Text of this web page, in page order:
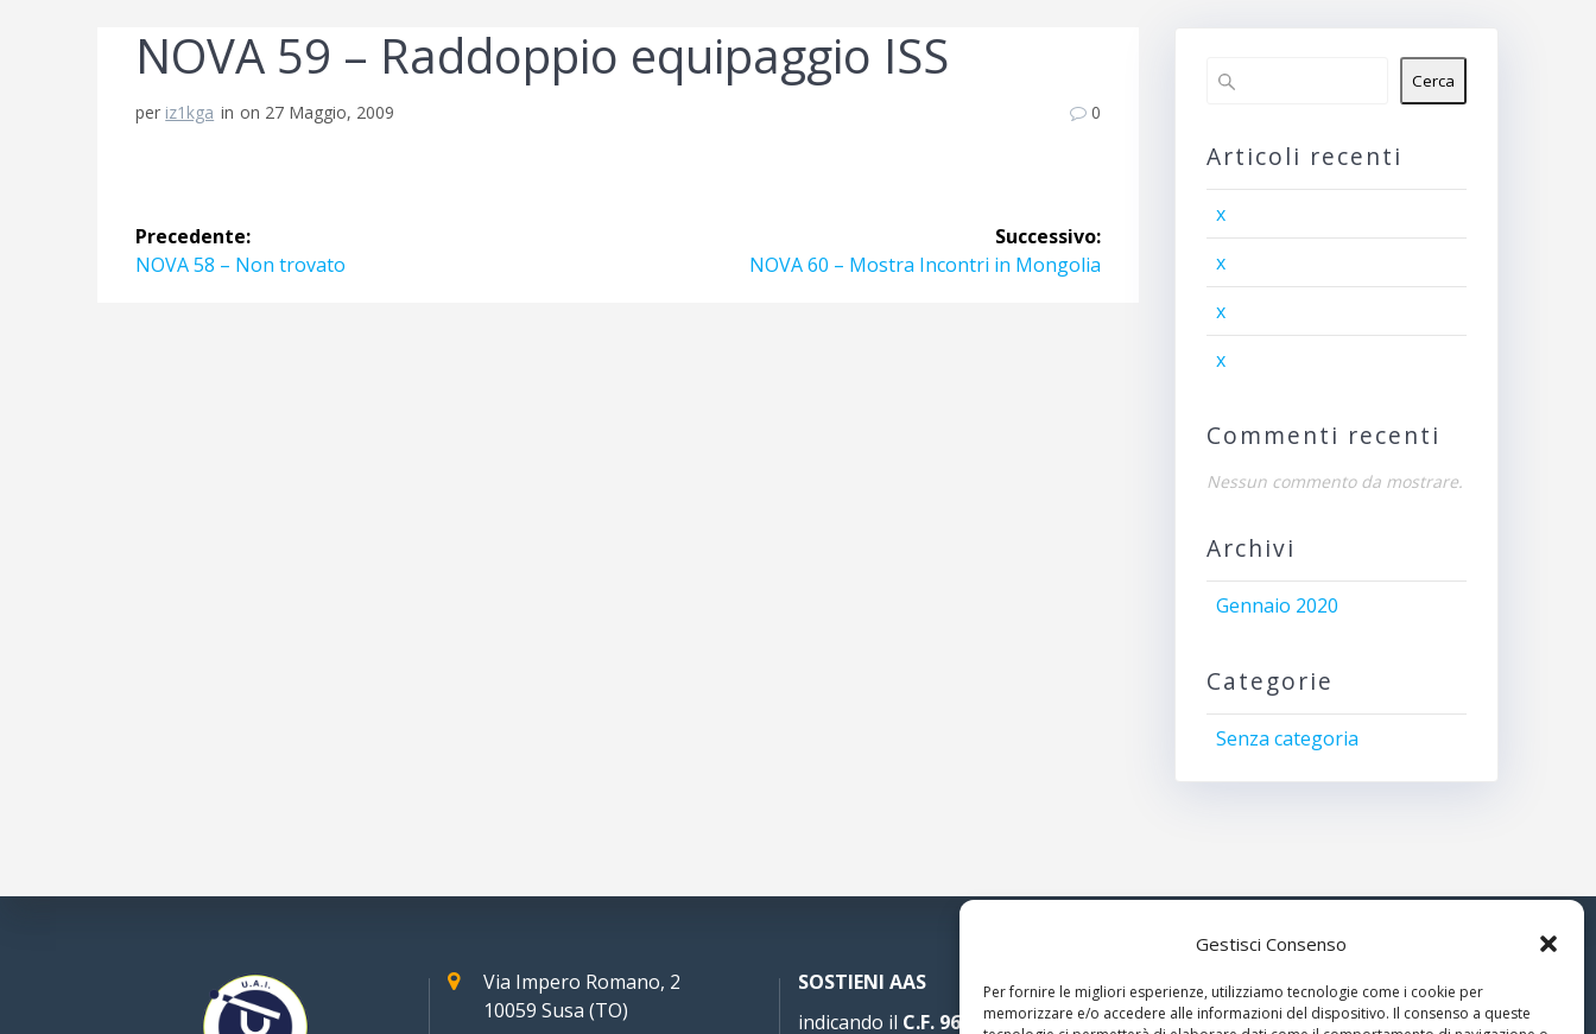
Gestisci Consenso
Per fornire le migliori esperienze, utilizziamo tecnologie come i cookie per
memorizzare e/o accedere alle informazioni del dispositivo. Il consenso a queste
NOVA 59 – Raddoppio equipaggio ISS
per iz1kga in on 27 Maggio, 2009 0
Navigazione
articoli
Precedente:
Articolo
NOVA 58 – Non trovato
Successivo:
Articolo
NOVA 60 – Mostra Incontri in Mongolia
Cerca
Articoli recenti
x
x
x
x
Commenti recenti
Nessun commento da mostrare.
Archivi
Gennaio 2020
Categorie
Senza categoria
Via Impero Romano, 2
10059 Susa (TO)
SOSTIENI AAS
indicando il C.F. 96020930010nella
© 2026 Associazione Astrofili
Segusini